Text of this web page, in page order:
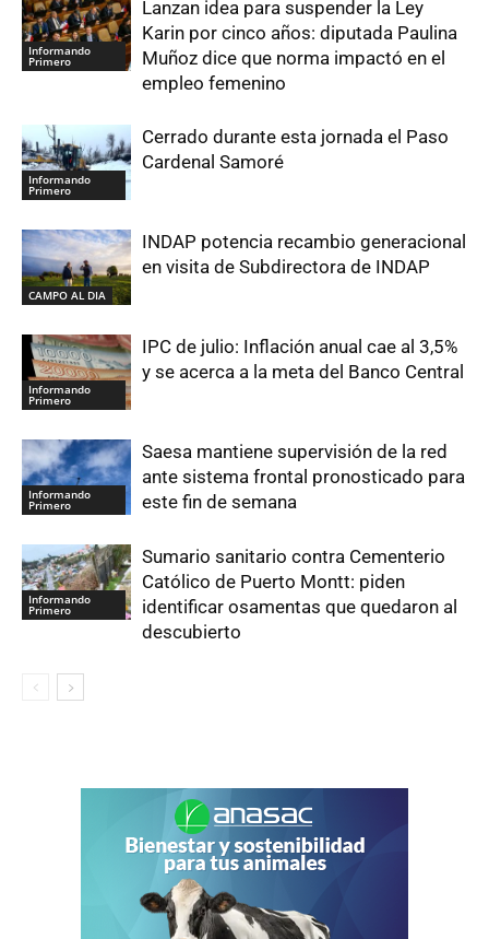
Informando
Primero
Lanzan idea para suspender la Ley
Karin por cinco años: diputada Paulina
Muñoz dice que norma impactó en el
empleo femenino
Informando
Primero
Cerrado durante esta jornada el Paso
Cardenal Samoré
CAMPO AL DIA
INDAP potencia recambio generacional
en visita de Subdirectora de INDAP
Informando
Primero
IPC de julio: Inflación anual cae al 3,5%
y se acerca a la meta del Banco Central
Informando
Primero
Saesa mantiene supervisión de la red
ante sistema frontal pronosticado para
este fin de semana
Informando
Primero
Sumario sanitario contra Cementerio
Católico de Puerto Montt: piden
identificar osamentas que quedaron al
descubierto